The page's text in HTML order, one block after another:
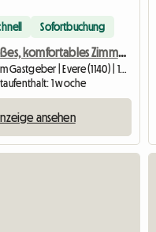
Sofortbuchung
Großes, komfortables Zimmer
Unterkunft beim Gastgeber | Evere (1140) | 16 M2
1 woche
ansehen